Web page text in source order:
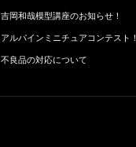
吉岡和哉模型講座のお知らせ！
アルパインミニチュアコンテスト！
不良品の対応について